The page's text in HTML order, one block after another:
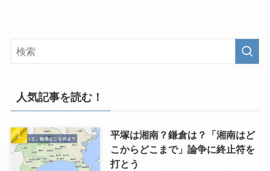
人気記事を読む！
平塚は湘南？鎌倉は？「湘南はど
こからどこまで」論争に終止符を
打とう